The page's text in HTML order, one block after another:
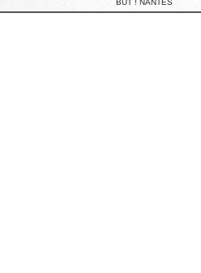
BUT ! NANTES